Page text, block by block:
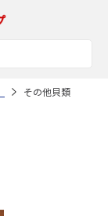
その他貝類